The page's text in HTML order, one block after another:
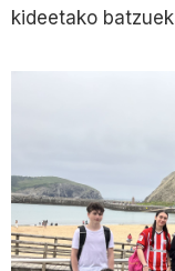
kideetako